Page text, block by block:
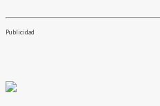
Publicidad